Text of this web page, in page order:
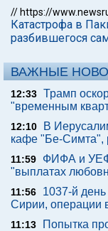
// https://
Катастрофа в
разбившегося
ВАЖНЫЕ
12:33 Трамп
"временным
12:10
В
кафе "Бе-Симта",
11:59
ФИФА и
"выплатах
11:56
1037-й
Сирии, операции
11:13 Попытка